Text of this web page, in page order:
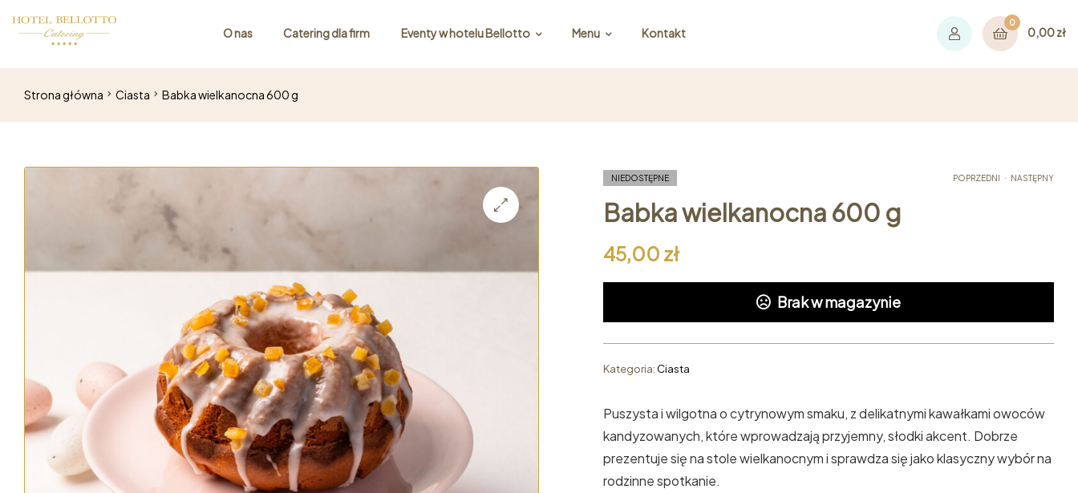
O nas Catering dla firm Eventy w hotelu Bellotto Menu Kontakt
0
0,00zł
Strona główna Ciasta Babka wielkanocna 600 g
POPRZEDNI NASTĘPNY
NIEDOSTĘPNE
Babka wielkanocna 600 g
45,00 zł
Brak w magazynie
Kategoria: Ciasta
Puszysta i wilgotna o cytrynowym smaku, z delikatnymi kawałkami owoców
kandyzowanych, które wprowadzają przyjemny, słodki akcent. Dobrze
prezentuje się na stole wielkanocnym i sprawdza się jako klasyczny wybór na
rodzinne spotkanie.